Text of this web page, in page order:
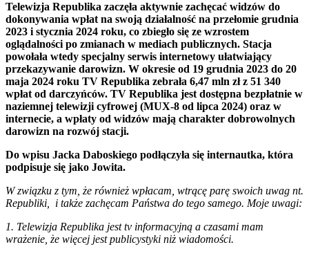
Telewizja Republika zaczęła aktywnie zachęcać widzów do
dokonywania wpłat na swoją działalność na przełomie grudnia
2023 i stycznia 2024 roku, co zbiegło się ze wzrostem
oglądalności po zmianach w mediach publicznych. Stacja
powołała wtedy specjalny serwis internetowy ułatwiający
przekazywanie darowizn. W okresie od 19 grudnia 2023 do 20
maja 2024 roku TV Republika zebrała 6,47 mln zł z 51 340
wpłat od darczyńców. TV Republika jest dostępna bezpłatnie w
naziemnej telewizji cyfrowej (MUX-8 od lipca 2024) oraz w
internecie, a wpłaty od widzów mają charakter dobrowolnych
darowizn na rozwój stacji.
Do wpisu Jacka Daboskiego podłączyła się internautka, która
podpisuje się jako Jowita.
W związku z tym, że również wpłacam, wtrącę parę swoich uwag nt.
Republiki, i także zachęcam Państwa do tego samego. Moje uwagi:
1. Telewizja Republika jest tv informacyjną a czasami mam
wrażenie, że więcej jest publicystyki niż wiadomości.